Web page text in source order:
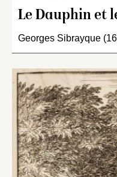
Le Dauphin et
Georges Sibrayque